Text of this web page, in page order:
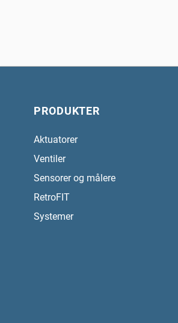
PRODUKTER
Aktuatorer
Ventiler
Sensorer og målere
RetroFIT
Systemer